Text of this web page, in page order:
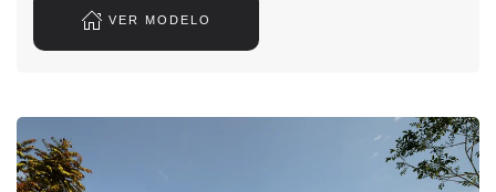
VER MODELO